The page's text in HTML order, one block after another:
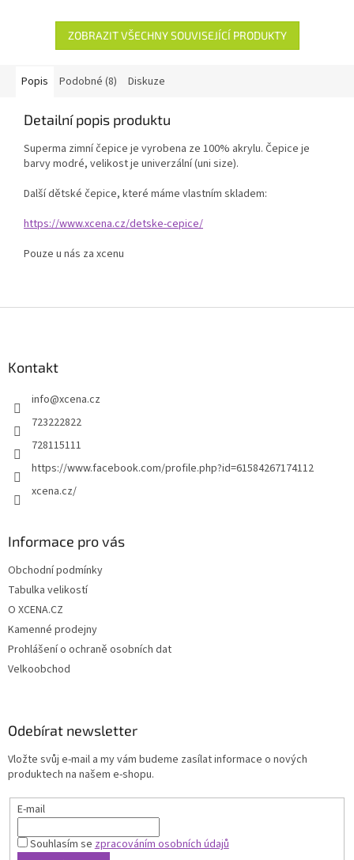
ZOBRAZIT VŠECHNY SOUVISEJÍCÍ PRODUKTY
Popis Podobné (8) Diskuze
Detailní popis produktu
Superma zimní čepice je vyrobena ze 100% akrylu. Čepice je
barvy modré, velikost je univerzální (uni size).
Další dětské čepice, které máme vlastním skladem:
https://www.xcena.cz/detske-cepice/
Pouze u nás za xcenu
Kontakt
info@xcena.cz
723222822
728115111
https://www.facebook.com/profile.php?id=61584267174112
xcena.cz/
Informace pro vás
Obchodní podmínky
Tabulka velikostí
O XCENA.CZ
Kamenné prodejny
Prohlášení o ochraně osobních dat
Velkoobchod
Odebírat newsletter
Vložte svůj e-mail a my vám budeme zasílat informace o nových
produktech na našem e-shopu.
E-mail
Souhlasím sezpracováním osobních údajů